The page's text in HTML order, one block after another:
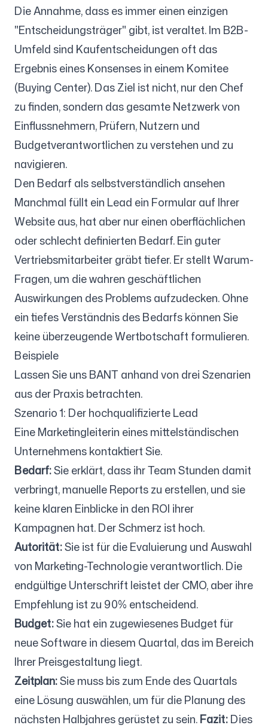
Die Annahme, dass es immer einen einzigen
"Entscheidungsträger" gibt, ist veraltet. Im B2B-
Umfeld sind Kaufentscheidungen oft das
Ergebnis eines Konsenses in einem Komitee
(Buying Center). Das Ziel ist nicht, nur den Chef
zu finden, sondern das gesamte Netzwerk von
Einflussnehmern, Prüfern, Nutzern und
Budgetverantwortlichen zu verstehen und zu
navigieren.
Den Bedarf als selbstverständlich ansehen
Manchmal füllt ein Lead ein Formular auf Ihrer
Website aus, hat aber nur einen oberflächlichen
oder schlecht definierten Bedarf. Ein guter
Vertriebsmitarbeiter gräbt tiefer. Er stellt Warum-
Fragen, um die wahren geschäftlichen
Auswirkungen des Problems aufzudecken. Ohne
ein tiefes Verständnis des Bedarfs können Sie
keine überzeugende Wertbotschaft formulieren.
Beispiele
Lassen Sie uns BANT anhand von drei Szenarien
aus der Praxis betrachten.
Szenario 1: Der hochqualifizierte Lead
Eine Marketingleiterin eines mittelständischen
Unternehmens kontaktiert Sie.
Bedarf:Sie erklärt, dass ihr Team Stunden damit
verbringt, manuelle Reports zu erstellen, und sie
keine klaren Einblicke in den ROI ihrer
Kampagnen hat. Der Schmerz ist hoch.
Autorität:Sie ist für die Evaluierung und Auswahl
von Marketing-Technologie verantwortlich. Die
endgültige Unterschrift leistet der CMO, aber ihre
Empfehlung ist zu 90% entscheidend.
Budget:Sie hat ein zugewiesenes Budget für
neue Software in diesem Quartal, das im Bereich
Ihrer Preisgestaltung liegt.
Zeitplan:Sie muss bis zum Ende des Quartals
eine Lösung auswählen, um für die Planung des
nächsten Halbjahres gerüstet zu sein.Fazit:Dies